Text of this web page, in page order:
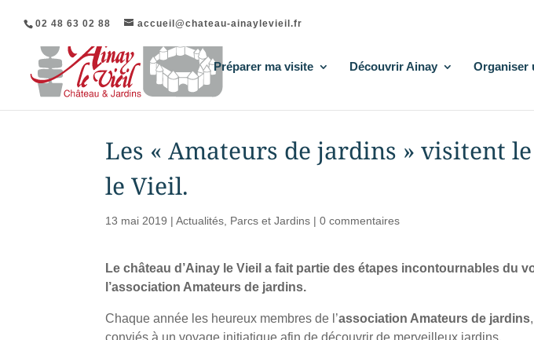
02 48 63 02 88 accueil@chateau-ainaylevieil.fr
Préparer ma visite Découvrir Ainay Organiser
Les « Amateurs de jardins » visitent
le Vieil.
13 mai 2019 |Actualités Parcs et Jardins |0 commentaires
Le château d’Ainay le Vieil a fait partie des étapes incontournables du
l’association Amateurs de jardins.
Chaque année les heureux membres de l’association Amateurs de jardins
conviés à un voyage initiatique afin de découvrir de merveilleux jardins.